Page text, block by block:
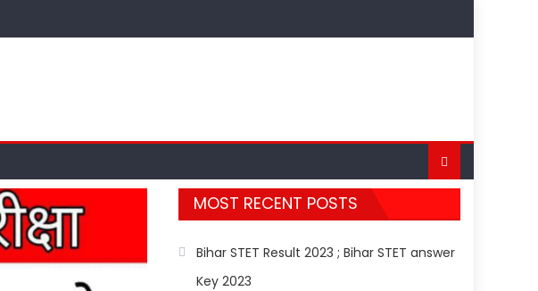
MOST RECENT POSTS
Bihar STET Result 2023 ; Bihar STET answer
Key 2023